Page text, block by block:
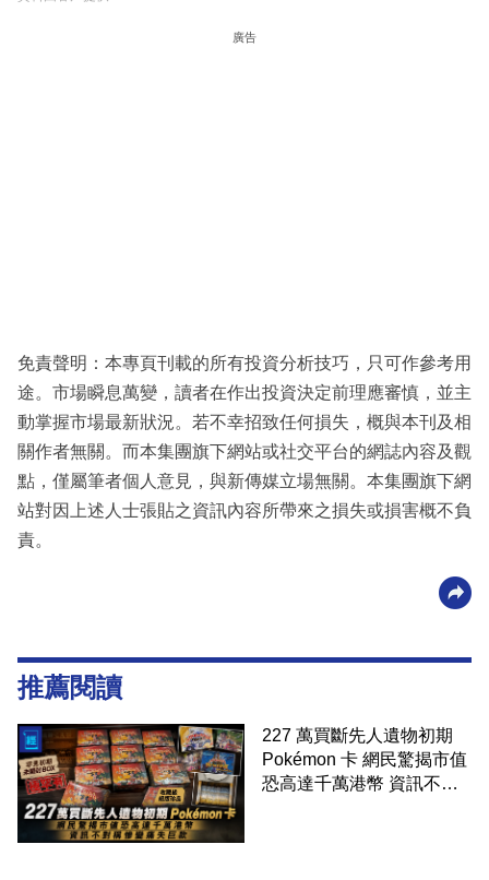
廣告
免責聲明：本專頁刊載的所有投資分析技巧，只可作參考用
途。市場瞬息萬變，讀者在作出投資決定前理應審慎，並主
動掌握市場最新狀況。若不幸招致任何損失，概與本刊及相
關作者無關。而本集團旗下網站或社交平台的網誌內容及觀
點，僅屬筆者個人意見，與新傳媒立場無關。本集團旗下網
站對因上述人士張貼之資訊內容所帶來之損失或損害概不負
責。
推薦閱讀
227 萬買斷先人遺物初期
Pokémon 卡 網民驚揭市值
恐高達千萬港幣 資訊不對